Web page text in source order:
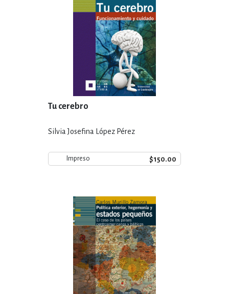
Tu cerebro
Silvia Josefina López Pérez
Impreso $150.00